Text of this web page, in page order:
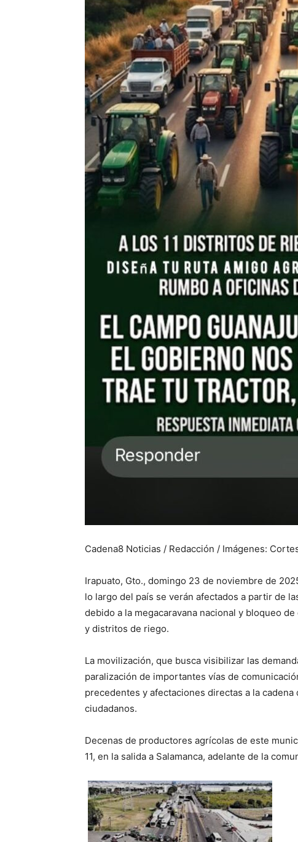
Cadena8 Noticias / Redacción / Imágenes:
Irapuato, Gto., domingo 23 de noviembre de
lo largo del país se verán afectados a partir de
debido a la megacaravana nacional y bloqueo
y distritos de riego.
La movilización, que busca visibilizar las
paralización de importantes vías de
precedentes y afectaciones directas a la
ciudadanos.
Decenas de productores agrícolas de este
11, en la salida a Salamanca, adelante de la